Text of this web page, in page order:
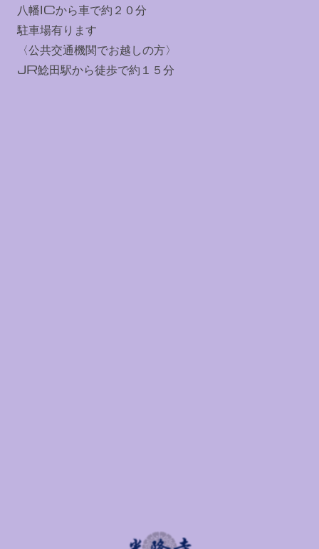
八幡ICから車で約２０分
駐車場有ります
〈公共交通機関でお越しの方〉
JR鯰田駅から徒歩で約１５分